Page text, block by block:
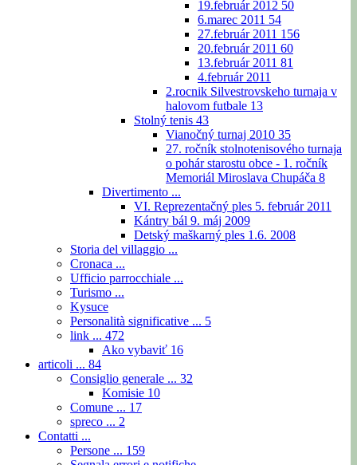
19.február 2012 50
6.marec 2011 54
27.február 2011 156
20.február 2011 60
13.február 2011 81
4.február 2011
2.rocnik Silvestrovskeho turnaja v
halovom futbale 13
Stolný tenis 43
Vianočný turnaj 2010 35
27. ročník stolnotenisového turnaja
o pohár starostu obce - 1. ročník
Memoriál Miroslava Chupáča 8
Divertimento ...
VI. Reprezentačný ples 5. február 2011
Kántry bál 9. máj 2009
Detský maškarný ples 1.6. 2008
Storia del villaggio ...
Cronaca ...
Ufficio parrocchiale ...
Turismo ...
Kysuce
Personalità significative ... 5
link ... 472
Ako vybaviť 16
articoli ... 84
Consiglio generale ... 32
Komisie 10
Comune ... 17
spreco ... 2
Contatti ...
Persone ... 159